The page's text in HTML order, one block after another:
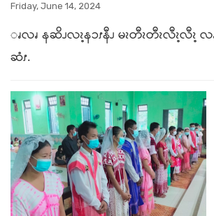
Friday, June 14, 2024
ၧလၧ နဆိၪလၩ့နၥၭနီၪ မၩတီၩတီၩလီၩ့လီၩ့
ဆံၭ.